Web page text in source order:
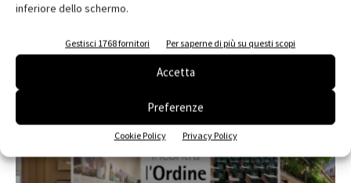
inferiore dello schermo.
Gestisci 1768 fornitori Per saperne di più su questi scopi
Accetta
Preferenze
Cookie Policy Privacy Policy